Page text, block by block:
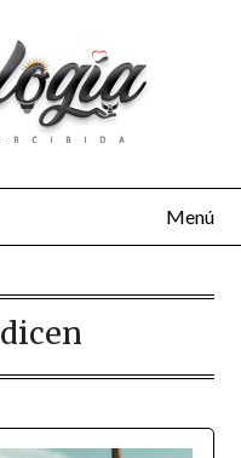
Menú
dicen